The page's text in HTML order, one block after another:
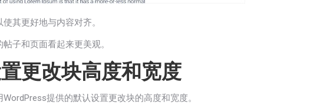
其更好地与内容对齐。
子和页面看起来更美观。
更改块高度和宽度
提供的默认设置更改块的高度和宽度。